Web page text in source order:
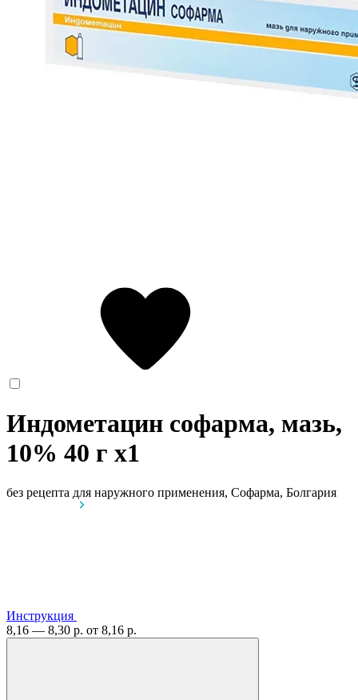
Индометацин софарма, мазь,
10% 40 г x1
без рецепта для наружного применения, Софарма, Болгария
Инструкция
8,16 — 8,30 р. от 8,16 р.